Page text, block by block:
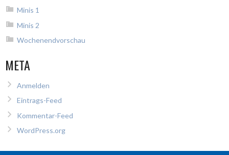
Minis 1
Minis 2
Wochenendvorschau
META
Anmelden
Eintrags-Feed
Kommentar-Feed
WordPress.org